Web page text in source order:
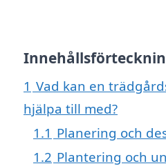
1 Vad kan en
hjälpa till med?
1.1 Planering och
1.2 Plantering och